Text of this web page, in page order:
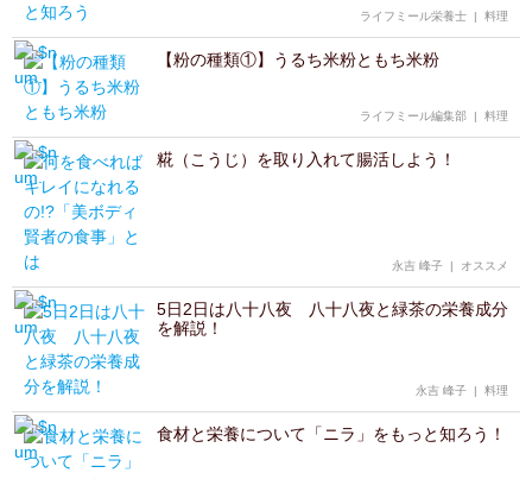
ライフミール栄養士 | 料理
【粉の種類①】うるち米粉ともち米粉
ライフミール編集部 | 料理
糀（こうじ）を取り入れて腸活しよう！
永吉 峰子 | オススメ
5日2日は八十八夜 八十八夜と緑茶の栄養成分
を解説！
永吉 峰子 | 料理
食材と栄養について「ニラ」をもっと知ろう！